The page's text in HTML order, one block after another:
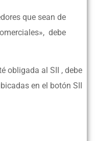
que sean de
debe
obligada al SII , debe
en el botón SII